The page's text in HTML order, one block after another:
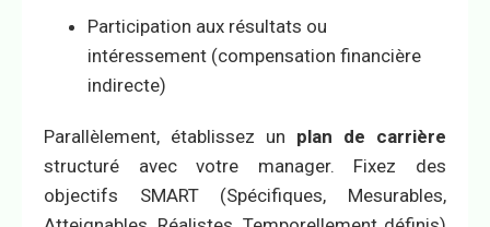
Participation aux résultats ou
intéressement (compensation financière
indirecte)
Parallèlement, établissez un plan de carrière
structuré avec votre manager. Fixez des
objectifs SMART (Spécifiques, Mesurables,